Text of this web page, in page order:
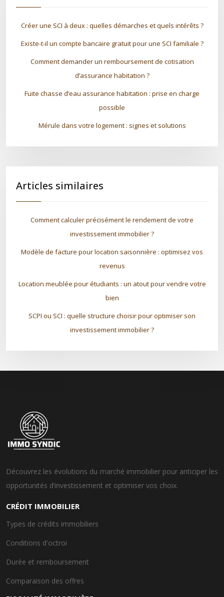
Créer une SCI à deux : quelles démarches et quels intérêts ?
Existe-t-il un compte bancaire gratuit pour une SCI familiale ?
Comment demander un remboursement de cotisation
d’assurance habitation ?
Fuite chasse d’eau assurance habitation : prise en charge
possible
Mérule dans votre logement : signes et solutions
Articles similaires
Comment calculer précisément le rendement de votre
investissement immobilier ?
Modèle de facture pour location saisonnière : optimisez vos
revenus
Location meublée pour étudiants : un atout pour vendre votre
bien
SCPI ou SCI : quelle structure choisir pour optimiser son
investissement immobilier ?
Découvrez les évolutions du marché immobilier pour anticiper les
opportunités d’investissement et optimiser vos choix.
CRÉDIT IMMOBILIER
Types de crédits immobiliers
Conditions d'octroi
Durée et remboursement
Comparaison des offres